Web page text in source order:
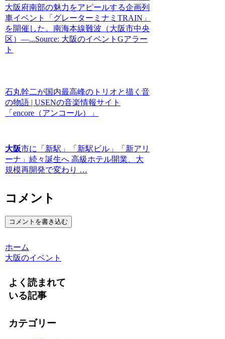
大阪府南部の魅力をアピールする企画列
車イベント「グレーターミナミTRAIN」
を開催した。南海本線難波（大阪市中央
区）―...Source: 大阪のイベントGアラー
ト
石丸幹二が国内最高峰のトリオと描く音
の物語 | USENの音楽情報サイト
「encore（アンコール）」
大阪市に「新駅」「新駅ビル」「新アリ
ーナ」続々誕生へ 高級ホテル開業、大
規模再開発で変わり …
コメント
コメントを書き込む
ホーム
大阪のイベント
よく読まれて
いる記事
カテゴリー